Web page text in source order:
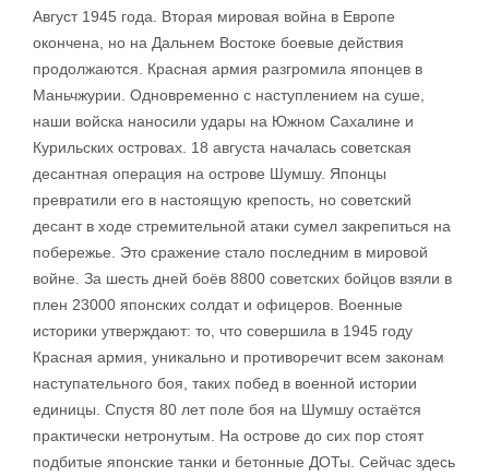
Август 1945 года. Вторая мировая война в Европе
окончена, но на Дальнем Востоке боевые действия
продолжаются. Красная армия разгромила японцев в
Маньчжурии. Одновременно с наступлением на суше,
наши войска наносили удары на Южном Сахалине и
Курильских островах. 18 августа началась советская
десантная операция на острове Шумшу. Японцы
превратили его в настоящую крепость, но советский
десант в ходе стремительной атаки сумел закрепиться на
побережье. Это сражение стало последним в мировой
войне. За шесть дней боёв 8800 советских бойцов взяли в
плен 23000 японских солдат и офицеров. Военные
историки утверждают: то, что совершила в 1945 году
Красная армия, уникально и противоречит всем законам
наступательного боя, таких побед в военной истории
единицы. Спустя 80 лет поле боя на Шумшу остаётся
практически нетронутым. На острове до сих пор стоят
подбитые японские танки и бетонные ДОТы. Сейчас здесь